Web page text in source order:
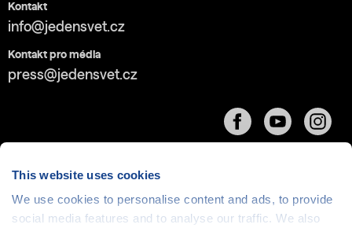
This website uses cookies
We use cookies to personalise content and ads, to provide
social media features and to analyse our traffic. We also
Kontakt
info@jedensvet.cz
Kontakt pro média
press@jedensvet.cz
Cookies| © 1999-2026 Člověk v tísni o.p.s., web běží